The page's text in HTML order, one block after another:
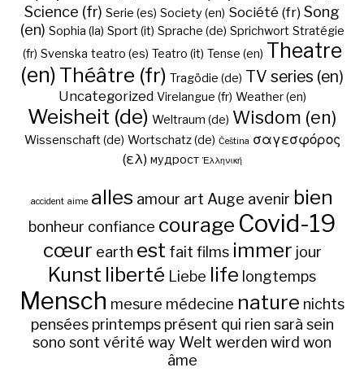
Science (fr) Serie (es) Society (en) Société (fr) Song
(en) Sophia (la) Sport (it) Sprache (de) Sprichwort Stratégie
(fr) Svenska teatro (es) Teatro (it) Tense (en) Theatre
(en) Théâtre (fr) Tragödie (de) TV series (en)
Uncategorized Virelangue (fr) Weather (en)
Weisheit (de) Weltraum (de) Wisdom (en)
Wissenschaft (de) Wortschatz (de) Čeština σαγεσφόρος
(ελ) мудрост Ἑλληνική
accident aime alles amour art Auge avenir bien
bonheur confiance courage Covid-19
cœur earth est fait films immer jour
Kunst liberté Liebe life longtemps
Mensch mesure médecine nature nichts
pensées printemps présent qui rien sarà sein
sono sont vérité way Welt werden wird won
âme